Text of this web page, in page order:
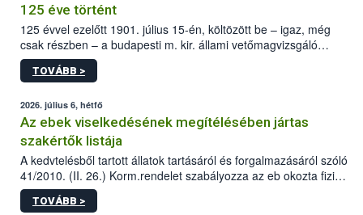
125 éve történt
125 évvel ezelőtt 1901. július 15-én, költözött be – igaz, még
csak részben – a budapesti m. kir. állami vetőmagvizsgáló
állomás a Kis Rókus utca 15. szám alatti, Czigler Győző által
tervezett új épületébe.
TOVÁBB >
2026. július 6, hétfő
Az ebek viselkedésének megítélésében jártas
szakértők listája
A kedvtelésből tartott állatok tartásáról és forgalmazásáról szóló
41/2010. (II. 26.) Korm.rendelet szabályozza az eb okozta fizikai
sérülés, illetve ennek veszélye keletkezésekor felmerülő
hatósági feladatokat, valamint a veszélyes eb tartását és annak
TOVÁBB >